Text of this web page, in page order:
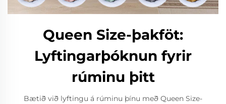
Queen Size-þakföt:
Lyftingarþóknun fyrir
rúminu þitt
Bætið við lyftingu á rúminu þínu með Queen Size-